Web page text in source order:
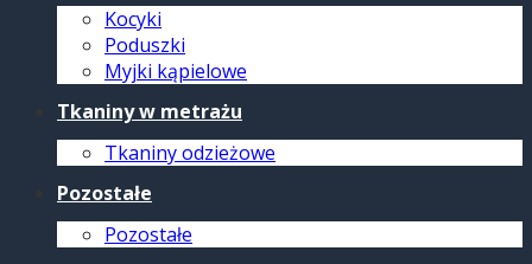
Kocyki
Poduszki
Myjki kąpielowe
Tkaniny w metrażu
Tkaniny odzieżowe
Pozostałe
Pozostałe